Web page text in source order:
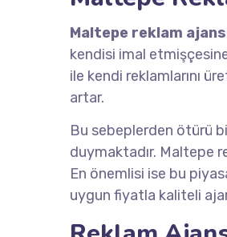
Maltepe reklam
kendisi imal
ile kendi reklamlarını
artar.
Bu sebeplerden ötürü
duymaktadır. Maltepe
En önemlisi ise bu
uygun fiyatla kaliteli